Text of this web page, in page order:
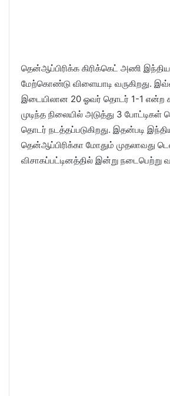
தென்ஆப்பிரிக்க கிரிக்கெட் அணி
மேற்கொண்டு விளையாடி வருகிறது.
இடையிலான 20 ஓவர் தொடர் 1-1 என்ற
முடிந்த நிலையில் அடுத்து 3
தொடர் நடத்தப்படுகிறது. இதன்படி
தென்ஆப்பிரிக்கா மோதும் முதலாவது
விசாகப்பட்டினத்தில் இன்று நடைபெற்று